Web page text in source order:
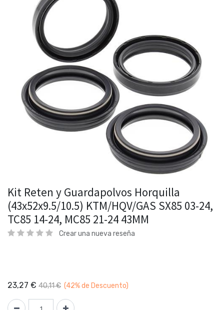
Kit Reten y Guardapolvos Horquilla
(43x52x9.5/10.5) KTM/HQV/GAS SX85 03-24,
TC85 14-24, MC85 21-24 43MM
Crear una nueva reseña
23,27 € 40,11€ (42%de Descuento)